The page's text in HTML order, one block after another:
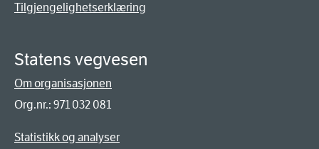
Tilgjengelighetserklæring
Statens vegvesen
Om organisasjonen
Org.nr.: 971 032 081
Statistikk og analyser